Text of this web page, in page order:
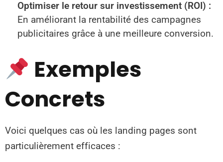
Optimiser le retour sur investissement (ROI) :
En améliorant la rentabilité des campagnes
publicitaires grâce à une meilleure conversion.
Exemples
Concrets
Voici quelques cas où les landing pages sont
particulièrement efficaces :